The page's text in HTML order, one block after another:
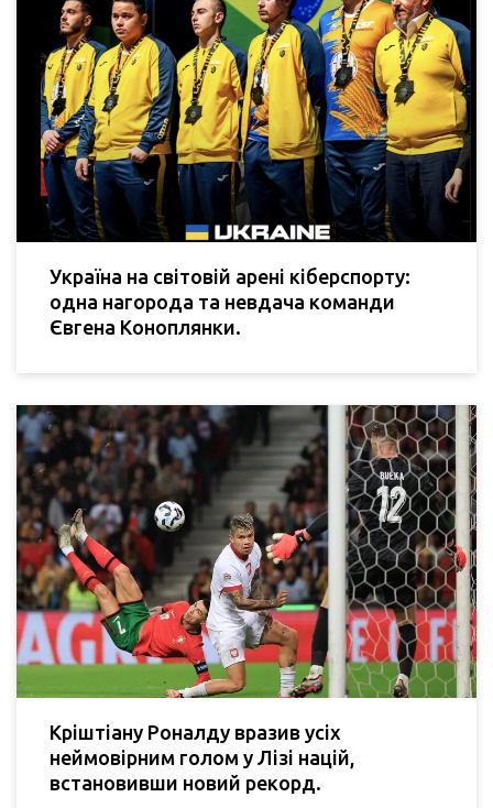
Україна на світовій арені кіберспорту:
одна нагорода та невдача команди
Євгена Коноплянки.
Кріштіану Роналду вразив усіх
неймовірним голом у Лізі націй,
встановивши новий рекорд.